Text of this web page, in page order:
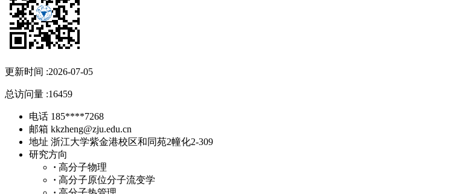
更新时间 :2026-07-05
总访问量 :16459
电话 185****7268
邮箱 kkzheng@zju.edu.cn
地址 浙江大学紫金港校区和同苑2幢化2-309
研究方向
· 高分子物理
· 高分子原位分子流变学